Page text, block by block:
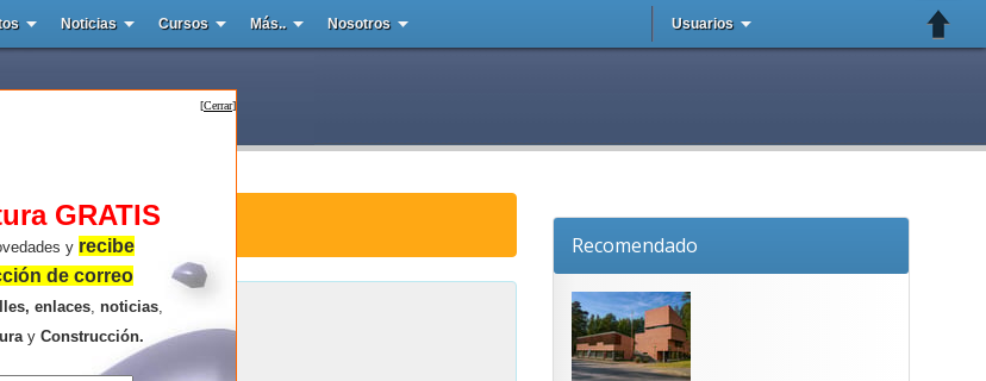
Noticias Cursos Más.. Nosotros Usuarios
Ala
Cubiertas Ala
Recomendado
[Cerrar]
GRATIS
y recibe
de correo
enlaces, noticias,
y Construcción.